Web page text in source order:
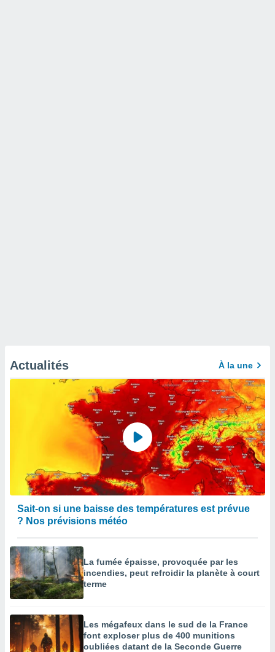
Actualités À la une
Sait-on si une baisse des températures est prévue
? Nos prévisions météo
La fumée épaisse, provoquée par les
incendies, peut refroidir la planète à court
terme
Les mégafeux dans le sud de la France
font exploser plus de 400 munitions
oubliées datant de la Seconde Guerre